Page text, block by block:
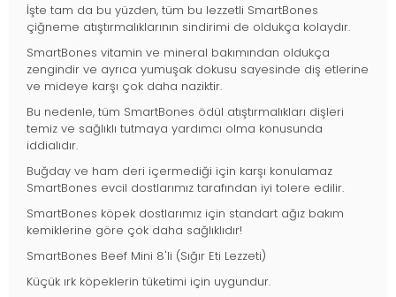
İşte tam da bu yüzden, tüm bu lezzetli SmartBones
çiğneme atıştırmalıklarının sindirimi de oldukça kolaydır.
SmartBones vitamin ve mineral bakımından oldukça
zengindir ve ayrıca yumuşak dokusu sayesinde diş etlerine
ve mideye karşı çok daha naziktir.
Bu nedenle, tüm SmartBones ödül atıştırmalıkları dişleri
temiz ve sağlıklı tutmaya yardımcı olma konusunda
iddialıdır.
Buğday ve ham deri içermediği için karşı konulamaz
SmartBones evcil dostlarımız tarafından iyi tolere edilir.
SmartBones köpek dostlarımız için standart ağız bakım
kemiklerine göre çok daha sağlıklıdır!
SmartBones Beef Mini 8'li (Sığır Eti Lezzeti)
Küçük ırk köpeklerin tüketimi için uygundur.